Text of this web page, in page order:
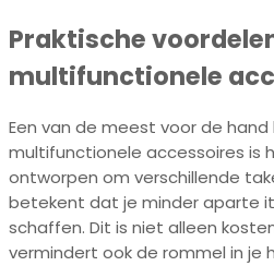
Praktische
multifunctionele
Een van de meest voor de
multifunctionele accessoires is
ontworpen om verschillende
betekent dat je minder aparte
schaffen. Dit is niet alleen
vermindert ook de rommel in je